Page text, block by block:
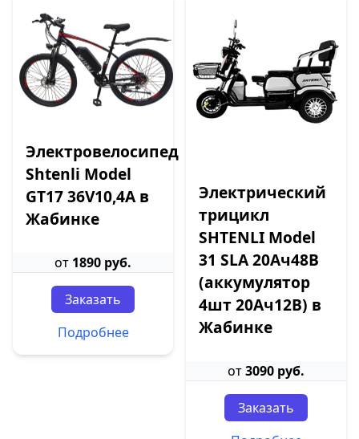
Электровелосипед
Shtenli Model
GT17 36V10,4А в
Жабинке
от 1890 руб.
Заказать
Подробнее
Электрический
трицикл
SHTENLI Model
31 SLA 20Ач48В
(аккумулятор
4шт 20Ач12В) в
Жабинке
от3090 руб.
Заказать